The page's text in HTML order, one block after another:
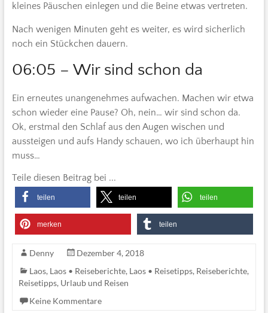
kleines Päuschen einlegen und die Beine etwas vertreten.
Nach wenigen Minuten geht es weiter, es wird sicherlich
noch ein Stückchen dauern.
06:05 – Wir sind schon da
Ein erneutes unangenehmes aufwachen. Machen wir etwa
schon wieder eine Pause? Oh, nein… wir sind schon da.
Ok, erstmal den Schlaf aus den Augen wischen und
aussteigen und aufs Handy schauen, wo ich überhaupt hin
muss…
Teile diesen Beitrag bei ...
teilen teilen teilen
merken teilen
Denny
Dezember 4, 2018
Laos, Laos • Reiseberichte, Laos • Reisetipps, Reiseberichte,
Reisetipps, Urlaub und Reisen
Keine Kommentare